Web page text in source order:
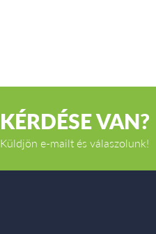
KÉRDÉSE VAN?
Küldjön e-mailt és válaszolunk!